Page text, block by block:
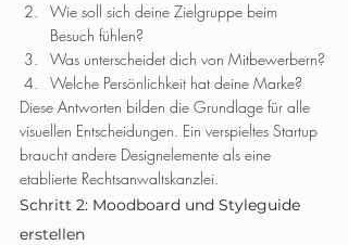
Wie soll sich deine Zielgruppe beim
Besuch fühlen?
Was unterscheidet dich von Mitbewerbern?
Welche Persönlichkeit hat deine Marke?
Diese Antworten bilden die Grundlage für alle
visuellen Entscheidungen. Ein verspieltes Startup
braucht andere Designelemente als eine
etablierte Rechtsanwaltskanzlei.
Schritt 2: Moodboard und Styleguide
erstellen